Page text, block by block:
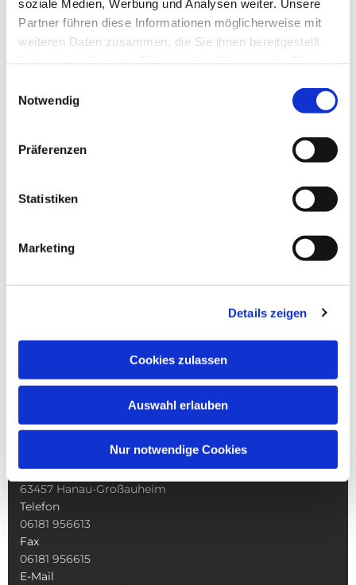
soziale Medien, Werbung und Analysen weiter. Unsere
Partner führen diese Informationen möglicherweise mit
weiteren Daten zusammen, die Sie ihnen bereitgestellt
Notwendig
Präferenzen
Statistiken
Marketing
Details zeigen
Cookies zulassen
Auswahl erlauben
Nur notwendige Cookies
Angebote
Für Schülerinnen
Für Eltern
Alte Langgasse 10
63457 Hanau-Großauheim
Telefon
06181 956613
Fax
06181 956615
E-Mail